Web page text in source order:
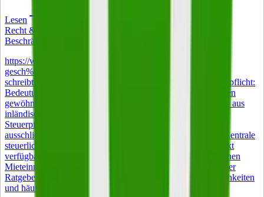
Lesen
Recht & Steuern
Beschränkte Steuerpflicht: Bedeutung und Anwendung
https://www.istockphoto.com/de/foto/nahaufnahme-eines-
gesch%C3%A4ftsmanns-der-statistiken-und-grafiken-am-
schreibtisch-gm2211543779-628526355 Beschränkte Steuerpflicht:
Bedeutung und Anwendung Wer keinen Wohnsitz und keinen
gewöhnlichen Aufenthalt in Deutschland hat, aber Einkünfte aus
inländischen Quellen bezieht, unterliegt der beschränkten
Steuerpflicht nach § 1 Absatz 4 EStG. Besteuert wird dann
ausschließlich der im Inland erzielte Teil des Einkommens. Zentrale
steuerliche Entlastungen entfallen oder sind nur eingeschränkt
verfügbar. Betroffen sind vor allem Auswanderer mit deutschen
Mieteinnahmen und Rentner mit Wohnsitz im Ausland. Dieser
Ratgeber erläutert die Rechtsgrundlagen, Gestaltungsmöglichkeiten
und häufige Praxisfehler.